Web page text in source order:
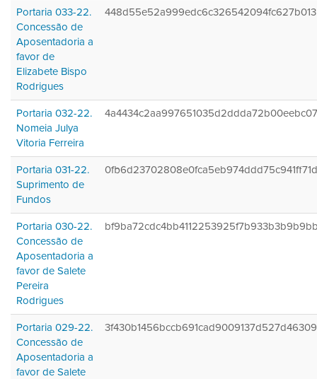
Portaria 033-22.
Concessão de
Aposentadoria a
favor de
Elizabete Bispo
Rodrigues
Portaria 032-22.
Nomeia Julya
Vitoria Ferreira
Portaria 031-22.
Suprimento de
Fundos
Portaria 030-22.
Concessão de
Aposentadoria a
favor de Salete
Pereira
Rodrigues
Portaria 029-22.
Concessão de
Aposentadoria a
favor de Salete